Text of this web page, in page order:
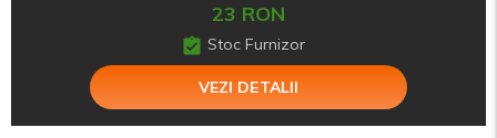
23 RON
Stoc Furnizor
VEZI DETALII